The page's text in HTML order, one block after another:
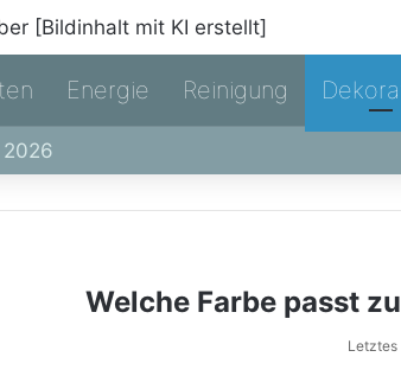
Energie Reinigung
Welche Farbe passt
Letztes